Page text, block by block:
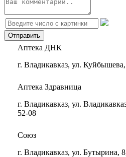
Аптека ДНК
г. Владикавказ, ул.
Аптека Здравница
г. Владикавказ, ул.
52-08
Союз
г. Владикавказ, ул. Бутырина,